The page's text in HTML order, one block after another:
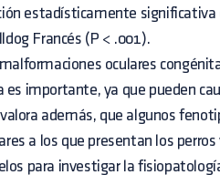
estadísticamente significativa
Francés (P < .001).
oculares
importante, ya que pueden
además, que algunos
a los que presentan los perros
para investigar la